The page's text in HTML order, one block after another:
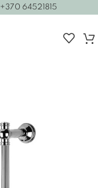
+370 64521815